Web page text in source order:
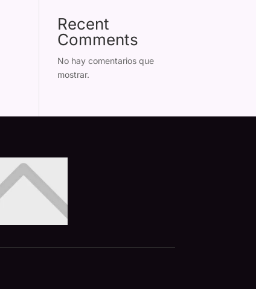
Recent
Comments
No hay comentarios que
mostrar.